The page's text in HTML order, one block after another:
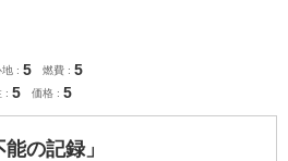
地 5 燃費 5
5 価格 5
の記録」